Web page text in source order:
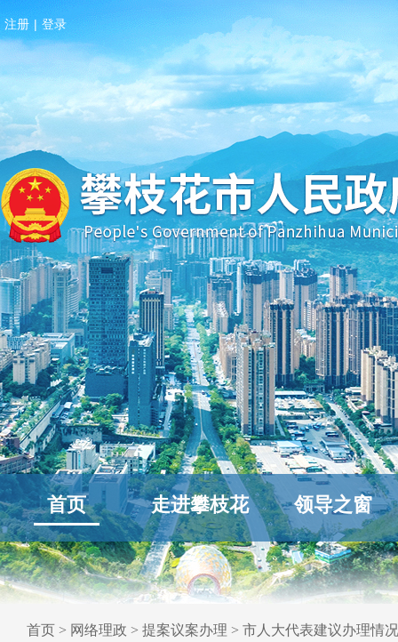
注册 | 登录
首页 走进攀枝花 领导之窗
首页 > 网络理政 > 提案议案办理 > 市人大代表建议办理情况